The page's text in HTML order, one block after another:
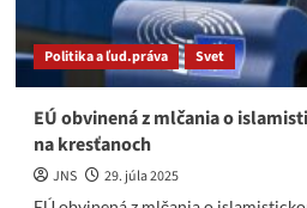
Politika a ľud.práva Svet
EÚ obvinená z mlčania o
na kresťanoch
JNS
29. júla 2025